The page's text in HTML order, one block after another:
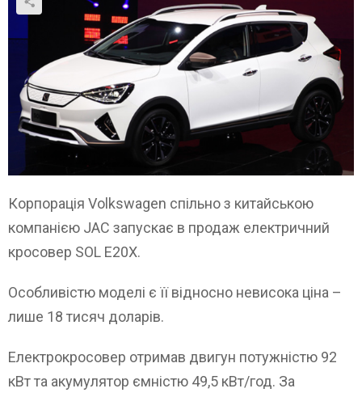
Корпорація Volkswagen спільно з китайською
компанією JAC запускає в продаж електричний
кросовер SOL E20X.
Особливістю моделі є її відносно невисока ціна –
лише 18 тисяч доларів.
Електрокросовер отримав двигун потужністю 92
кВт та акумулятор ємністю 49,5 кВт/год. За